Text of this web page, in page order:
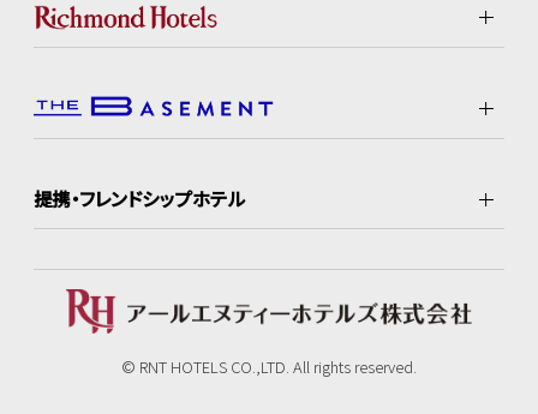
提携・フレンドシップホテル
© RNT HOTELS CO.,LTD. All rights reserved.